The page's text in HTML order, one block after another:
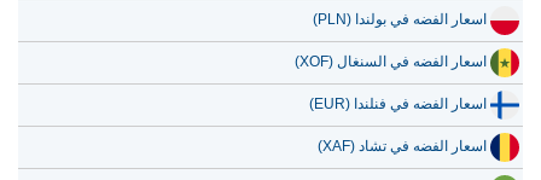
اسعار الفضه في بولندا (PLN)
اسعار الفضه في السنغال (XOF)
اسعار الفضه في فنلندا (EUR)
اسعار الفضه في تشاد (XAF)